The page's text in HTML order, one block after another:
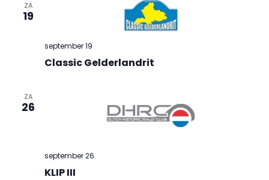
ZA
19
Classic Gelderlandrit
september 19
ZA
26
KLIP III
september 26